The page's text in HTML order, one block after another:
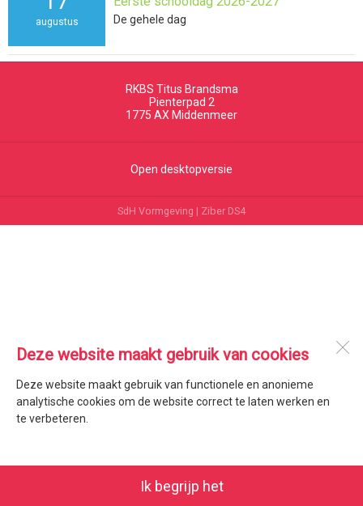
Deze website maakt gebruik van cookies
Deze website maakt gebruik van functionele en anonieme
analytische cookies om de website correct te laten werken en
te verbeteren.
Ik begrijp het
augustus De gehele dag
RKBS Titus Brandsma
Pienterpad 2
1775 AX Middenmeer
Open desktopversie
SdH Vormgeving | Ziber DS4